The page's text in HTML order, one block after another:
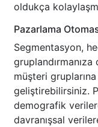
oldukça
Pazarlama
Segmentasyon,
gruplandırmanıza
müşteri
geliştirebilirsiniz.
demografik
davranışsal